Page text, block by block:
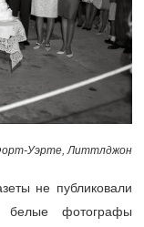
Уэрте, Литтлджон
не публиковали
белые фотографы